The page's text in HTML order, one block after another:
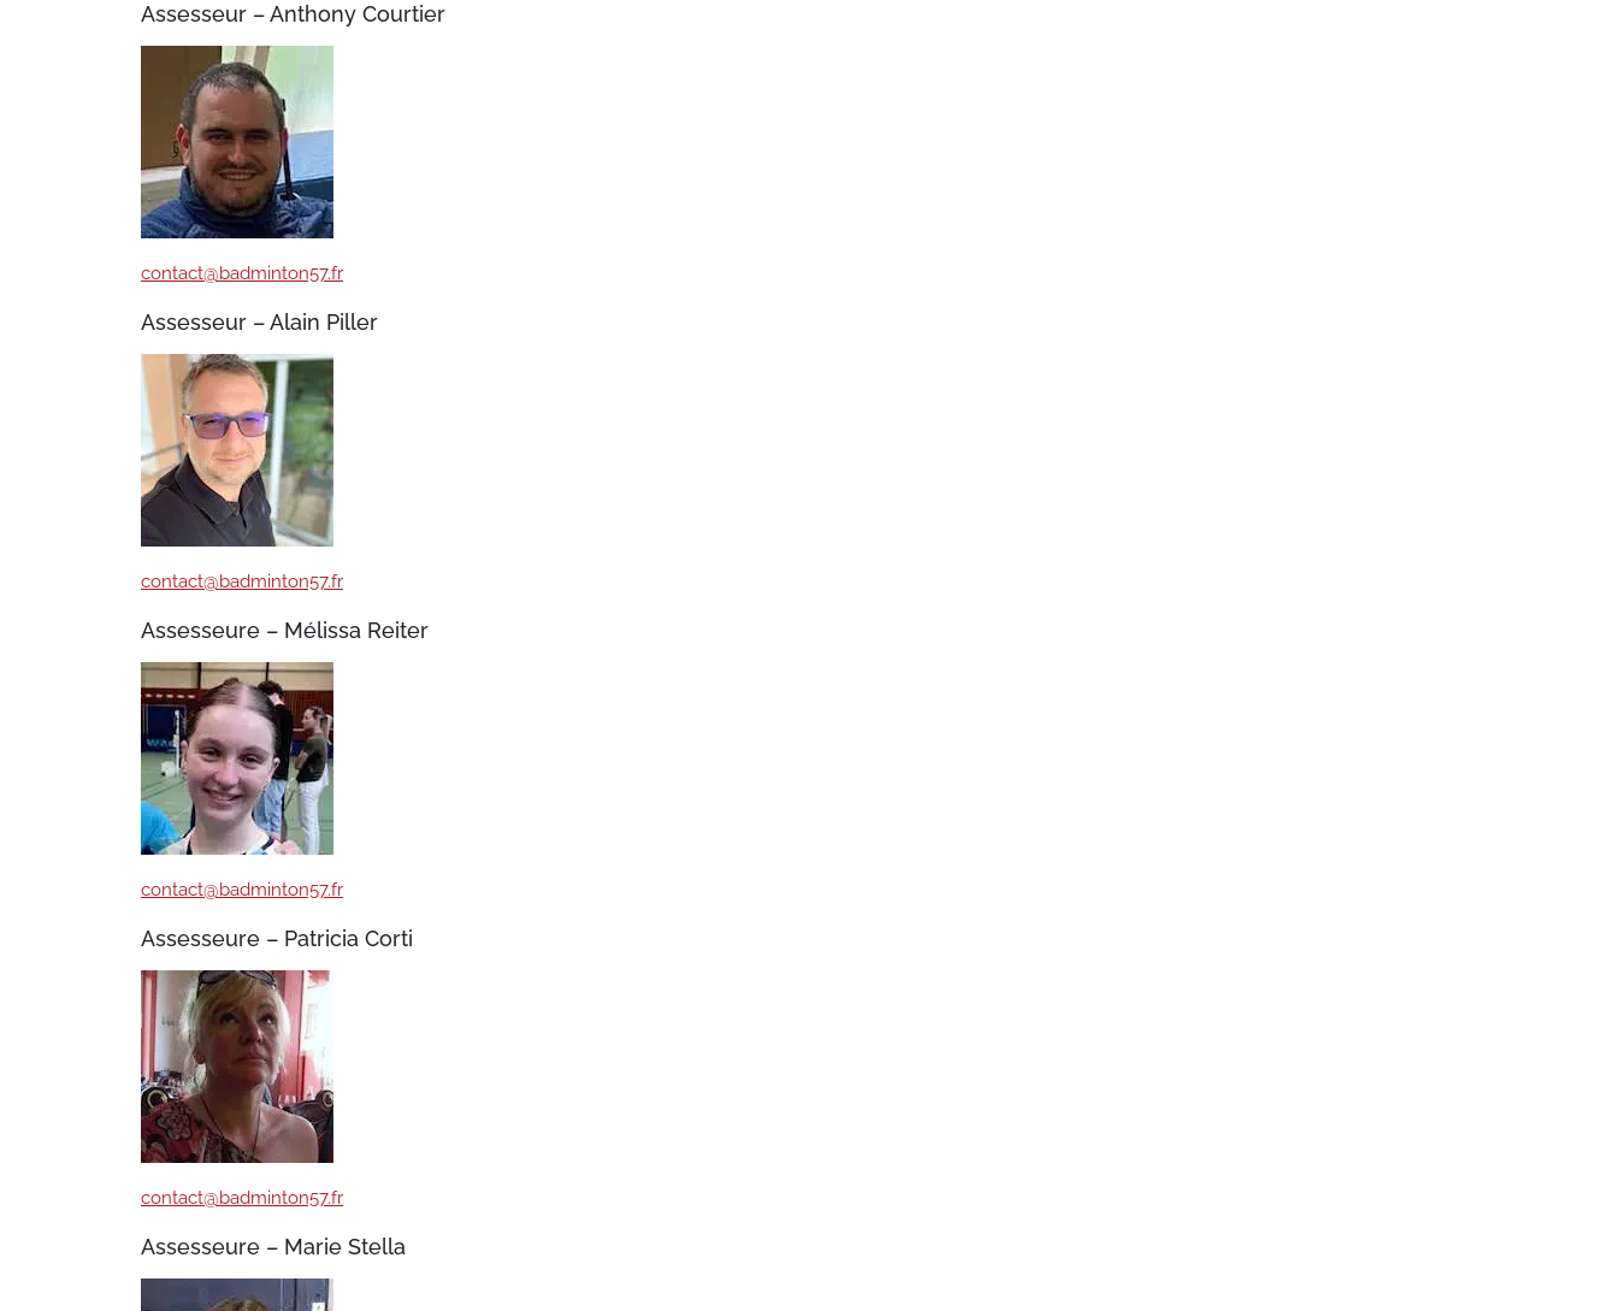
Assesseur – Anthony Courtier
contact@badminton57.fr
Assesseur – Alain Piller
contact@badminton57.fr
Assesseure – Mélissa Reiter
contact@badminton57.fr
Assesseure – Patricia Corti
contact@badminton57.fr
Assesseure – Marie Stella